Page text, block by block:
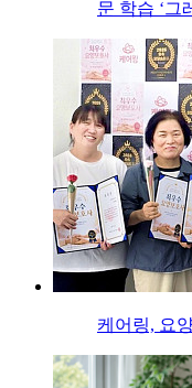
문 학습 ‘그
케어링, 요